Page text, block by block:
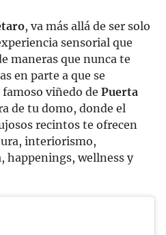
, va más allá de ser solo
sensorial que
maneras que nunca te
en parte a que se
viñedo de Puerta
de tu domo, donde el
recintos te ofrecen
interiorismo,
happenings, wellness y